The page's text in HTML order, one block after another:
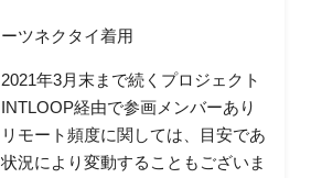
ツネクタイ着用
2021年3月末まで続くプロジェクト
INTLOOP経由で参画メンバーあり
リモート頻度に関しては、目安であ
状況により変動することもございま